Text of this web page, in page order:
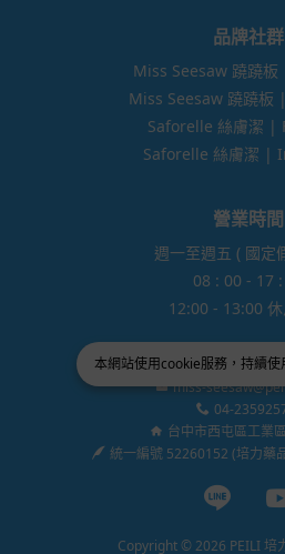
本網站使用cookie服務，持續使
品牌社群
Miss Seesaw 蹺蹺
Miss Seesaw 蹺蹺
Saforelle 絲膚潔 |
Saforelle 絲膚潔 |
營業時間
週一至週五 ( 國定
08 : 00 - 17
12:00 - 13:00
miss-
04-
台中市西屯區工業
統一編號 52260152 (培力藥
Line
Copyright © 2026 PEILI 培